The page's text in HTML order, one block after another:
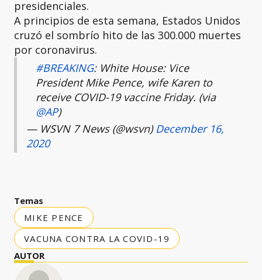
presidenciales.
A principios de esta semana, Estados Unidos
cruzó el sombrío hito de las 300.000 muertes
por coronavirus.
#BREAKING: White House: Vice
President Mike Pence, wife Karen to
receive COVID-19 vaccine Friday. (via
@AP)
— WSVN 7 News (@wsvn) December 16,
2020
Temas
MIKE PENCE
VACUNA CONTRA LA COVID-19
AUTOR